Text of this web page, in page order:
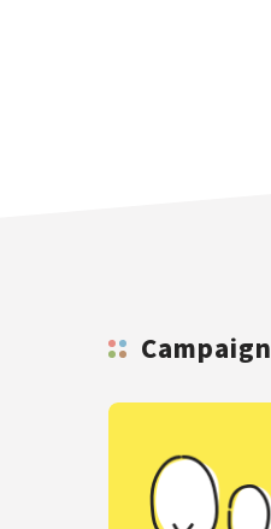
Campaign